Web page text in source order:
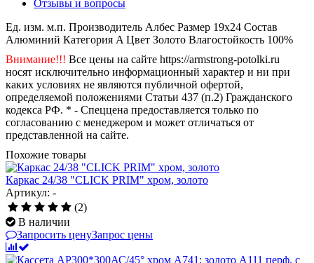
Отзывы и вопросы
Ед. изм. м.п. Производитель Албес Размер 19х24 Состав
Алюминий Категория A Цвет Золото Влагостойкость 100%
Внимание!!! Все цены на сайте https://armstrong-potolki.ru
носят исключительно информационный характер и ни при
каких условиях не являются публичной офертой,
определяемой положениями Статьи 437 (п.2) Гражданского
кодекса РФ. * - Спеццена предоставляется только по
согласованию с менеджером и может отличаться от
представленной на сайте.
Похожие товары
Каркас 24/38 "CLICK PRIM" хром, золото
Артикул: -
(2)
В наличии
Запросить ценуЗапрос цены